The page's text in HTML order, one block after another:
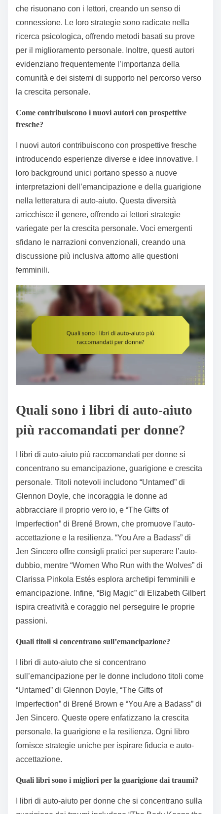
che risuonano con i lettori, creando un senso di
connessione. Le loro strategie sono radicate nella
ricerca psicologica, offrendo metodi basati su prove
per il miglioramento personale. Inoltre, questi autori
evidenziano frequentemente l’importanza della
comunità e dei sistemi di supporto nel percorso verso
la crescita personale.
Come contribuiscono i nuovi autori con prospettive
fresche?
I nuovi autori contribuiscono con prospettive fresche
introducendo esperienze diverse e idee innovative. I
loro background unici portano spesso a nuove
interpretazioni dell’emancipazione e della guarigione
nella letteratura di auto-aiuto. Questa diversità
arricchisce il genere, offrendo ai lettori strategie
variegate per la crescita personale. Voci emergenti
sfidano le narrazioni convenzionali, creando una
discussione più inclusiva attorno alle questioni
femminili.
Quali sono i libri di auto-aiuto
più raccomandati per donne?
I libri di auto-aiuto più raccomandati per donne si
concentrano su emancipazione, guarigione e crescita
personale. Titoli notevoli includono “Untamed” di
Glennon Doyle, che incoraggia le donne ad
abbracciare il proprio vero io, e “The Gifts of
Imperfection” di Brené Brown, che promuove l’auto-
accettazione e la resilienza. “You Are a Badass” di
Jen Sincero offre consigli pratici per superare l’auto-
dubbio, mentre “Women Who Run with the Wolves” di
Clarissa Pinkola Estés esplora archetipi femminili e
emancipazione. Infine, “Big Magic” di Elizabeth Gilbert
ispira creatività e coraggio nel perseguire le proprie
passioni.
Quali titoli si concentrano sull’emancipazione?
I libri di auto-aiuto che si concentrano
sull’emancipazione per le donne includono titoli come
“Untamed” di Glennon Doyle, “The Gifts of
Imperfection” di Brené Brown e “You Are a Badass” di
Jen Sincero. Queste opere enfatizzano la crescita
personale, la guarigione e la resilienza. Ogni libro
fornisce strategie uniche per ispirare fiducia e auto-
accettazione.
Quali libri sono i migliori per la guarigione dai traumi?
I libri di auto-aiuto per donne che si concentrano sulla